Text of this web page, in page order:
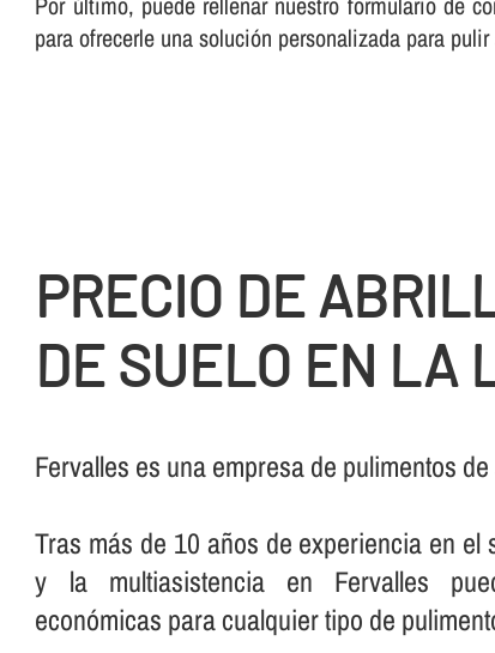
para ofrecerle una solución personalizada para
PRECIO DE
DE SUELO EN LA
Fervalles es una empresa de pulimentos
Tras más de 10 años de experiencia en el
y la multiasistencia en Fervalles
económicas para cualquier tipo de